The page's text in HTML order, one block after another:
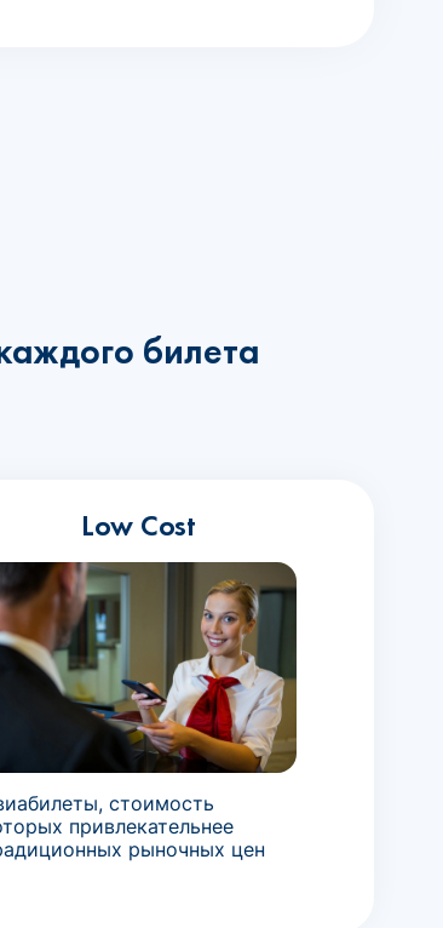
билета
Low Cost
стоимость
привлекательнее
рыночных цен